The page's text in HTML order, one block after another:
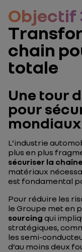
Objectif
chain
totale
Une tour
pour
mondiaux
L’industrie
plus en plus
sécuriser la
matériaux
est fondamental
Pour réduire les
le Groupe met en
sourcing qui
stratégiques,
les semi-
d’au moins deux